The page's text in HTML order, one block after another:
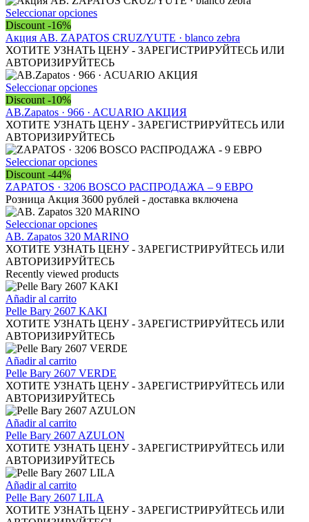
Seleccionar opcionesEste
tiene
múltiples
variantes.
Las
opciones
pueden
elegir
en
la
página
producto
Discount -16%
Акция AB. ZAPATOS CRUZ/YUTE · blanco zebra
ХОТИТЕ УЗНАТЬ ЦЕНУ - ЗАРЕГИСТРИРУЙТЕСЬ ИЛИ
АВТОРИЗИРУЙТЕСЬ
Seleccionar opcionesEste
tiene
múltiples
variantes.
Las
opciones
pueden
elegir
en
la
página
de
producto
Discount -10%
AB.Zapatos · 966 · ACUARIO АКЦИЯ
ХОТИТЕ УЗНАТЬ ЦЕНУ - ЗАРЕГИСТРИРУЙТЕСЬ ИЛИ
АВТОРИЗИРУЙТЕСЬ
Seleccionar opcionesEste
tiene
múltiples
variantes.
Las
opciones
se
pueden
elegir
en
página
de
producto
Discount -44%
ZAPATOS · 3206 BOSCO РАСПРОДАЖА – 9 ЕВРО
Розница Акция 3600 рублей - доставка включена
Seleccionar opcionesEste
producto
tiene
múltiples
variantes.
Las
se
pueden
elegir
en
página
de
producto
AB. Zapatos 320 MARINO
ХОТИТЕ УЗНАТЬ ЦЕНУ - ЗАРЕГИСТРИРУЙТЕСЬ ИЛИ
АВТОРИЗИРУЙТЕСЬ
Recently viewed products
Añadir al carrito
Pelle Bary 2607 KAKI
ХОТИТЕ УЗНАТЬ ЦЕНУ - ЗАРЕГИСТРИРУЙТЕСЬ ИЛИ
АВТОРИЗИРУЙТЕСЬ
Añadir al carrito
Pelle Bary 2607 VERDE
ХОТИТЕ УЗНАТЬ ЦЕНУ - ЗАРЕГИСТРИРУЙТЕСЬ ИЛИ
АВТОРИЗИРУЙТЕСЬ
Añadir al carrito
Pelle Bary 2607 AZULON
ХОТИТЕ УЗНАТЬ ЦЕНУ - ЗАРЕГИСТРИРУЙТЕСЬ ИЛИ
АВТОРИЗИРУЙТЕСЬ
Añadir al carrito
Pelle Bary 2607 LILA
ХОТИТЕ УЗНАТЬ ЦЕНУ - ЗАРЕГИСТРИРУЙТЕСЬ ИЛИ